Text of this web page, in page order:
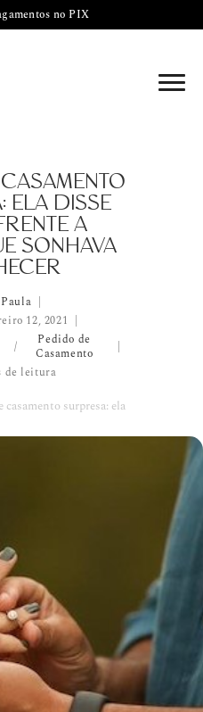
no PIX
ELA DISSE
A
SONHAVA
12, 2021
/
Pedido de
Casamento
de leitura
casamento surpresa: ela disse sim em